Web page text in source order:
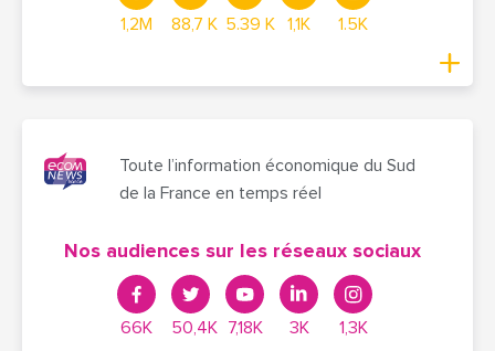
1,2M 88,7 K 5.39 K 1,1K 1.5K
Toute l’information économique du Sud
de la France en temps réel
Nos audiences sur les réseaux sociaux
66K 50,4K 7,18K 3K 1,3K